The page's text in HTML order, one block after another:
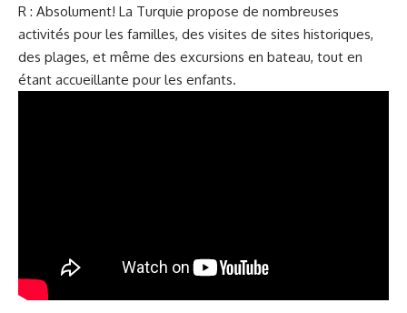
R : Absolument! La Turquie propose de nombreuses
activités pour les familles, des visites de sites historiques,
des plages, et même des excursions en bateau, tout en
étant accueillante pour les enfants.